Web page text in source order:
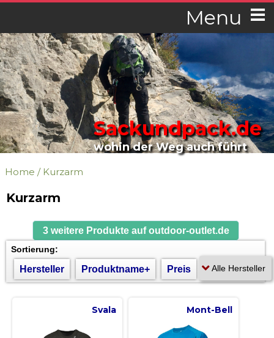
Menu
Sackundpack.de
wohin der Weg auch führt
Home / Kurzarm
Kurzarm
3 weitere Produkte auf outdoor-outlet.de
Sortierung:
Hersteller Produktname+ Preis
Svala Mont-Bell